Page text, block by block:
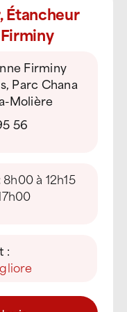
Étancheur
Firminy
Parc Chana
Molière
56
8h00 à 12h15
: